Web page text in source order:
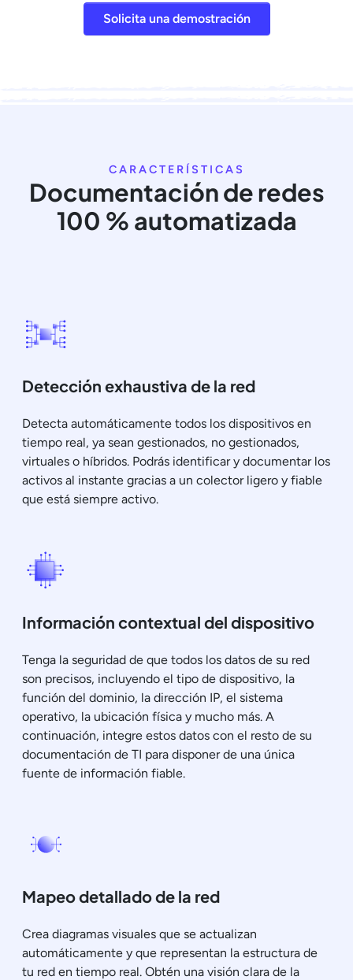
Solicita una demostración
CARACTERÍSTICAS
Documentación de redes
100 % automatizada
Detección exhaustiva de la red
Detecta automáticamente todos los dispositivos en
tiempo real, ya sean gestionados, no gestionados,
virtuales o híbridos. Podrás identificar y documentar los
activos al instante gracias a un colector ligero y fiable
que está siempre activo.
Información contextual del dispositivo
Tenga la seguridad de que todos los datos de su red
son precisos, incluyendo el tipo de dispositivo, la
función del dominio, la dirección IP, el sistema
operativo, la ubicación física y mucho más. A
continuación, integre estos datos con el resto de su
documentación de TI para disponer de una única
fuente de información fiable.
Mapeo detallado de la red
Crea diagramas visuales que se actualizan
automáticamente y que representan la estructura de
tu red en tiempo real. Obtén una visión clara de la